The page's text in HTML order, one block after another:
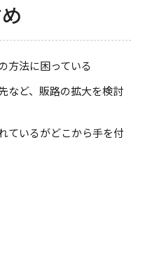
方法に困っている
など、販路の拡大を検討
ているがどこから手を付